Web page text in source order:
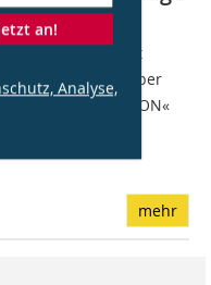
an!
Analyse,
Zukunft
und 13. November
IAB-Tage »BETON«
mehr